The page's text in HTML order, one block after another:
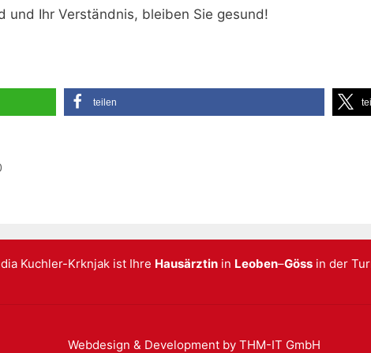
und Ihr Verständnis, bleiben Sie gesund!
teilen
Kuchler-Krknjak ist Ihre Hausärztinin Leoben–Gössin der
Webdesign & Development by THM-IT GmbH